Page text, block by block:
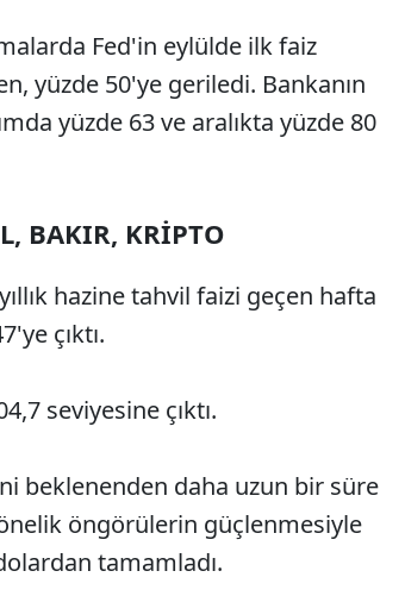
Fed'in eylülde ilk faiz
yüzde 50'ye geriledi. Bankanın
yüzde 63 ve aralıkta yüzde 80
BAKIR, KRİPTO
hazine tahvil faizi geçen hafta
çıktı.
seviyesine çıktı.
beklenenden daha uzun bir süre
öngörülerin güçlenmesiyle
tamamladı.